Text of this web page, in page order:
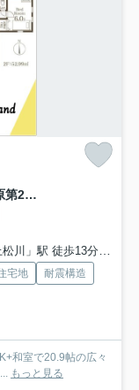
新築戸建・新築建売 福島市南沢又北川原第2 清水小・清水中
川」駅 徒歩13分
宅地
耐震構造
和室で20.9帖の広々
もっと見る